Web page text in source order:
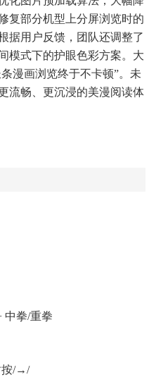
复部分机型上分屏浏览时的
据用户反馈，团队还调整了
模式下的护眼色彩方案。大
漫画浏览终于不卡顿”。未
流畅、更沉浸的美漫阅读体
拳/重拳
按/→/